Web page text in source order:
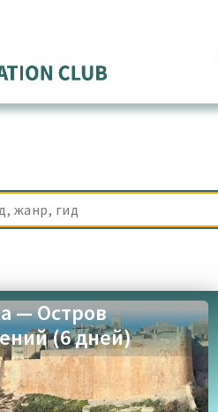
— Остров
(6 дней)